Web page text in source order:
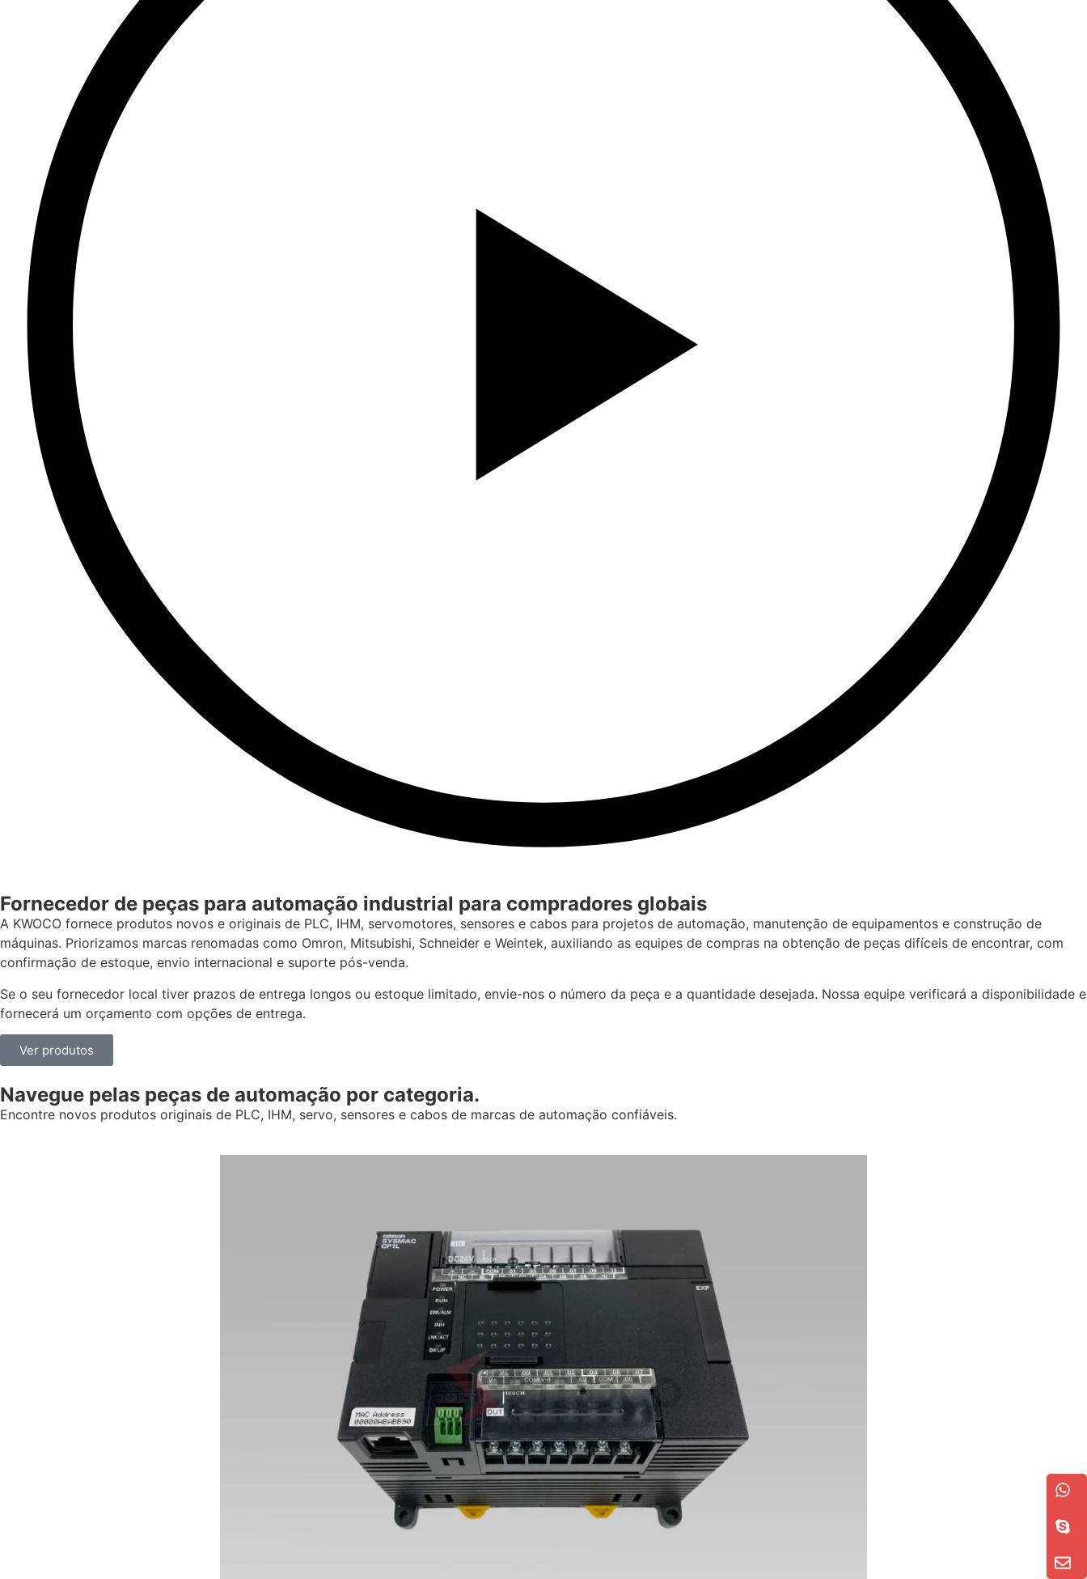
Fornecedor de peças para automação industrial para compradores globais
A KWOCO fornece produtos novos e originais de PLC, IHM, servomotores, sensores e cabos para projetos de automação, manutenção de equipamentos e construção de
máquinas. Priorizamos marcas renomadas como Omron, Mitsubishi, Schneider e Weintek, auxiliando as equipes de compras na obtenção de peças difíceis de encontrar, com
confirmação de estoque, envio internacional e suporte pós-venda.
Se o seu fornecedor local tiver prazos de entrega longos ou estoque limitado, envie-nos o número da peça e a quantidade desejada. Nossa equipe verificará a disponibilidade e
fornecerá um orçamento com opções de entrega.
Ver produtos
Navegue pelas peças de automação por categoria.
Encontre novos produtos originais de PLC, IHM, servo, sensores e cabos de marcas de automação confiáveis.